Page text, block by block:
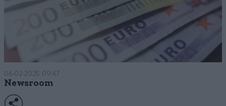
06·02·2025 09:47
Newsroom